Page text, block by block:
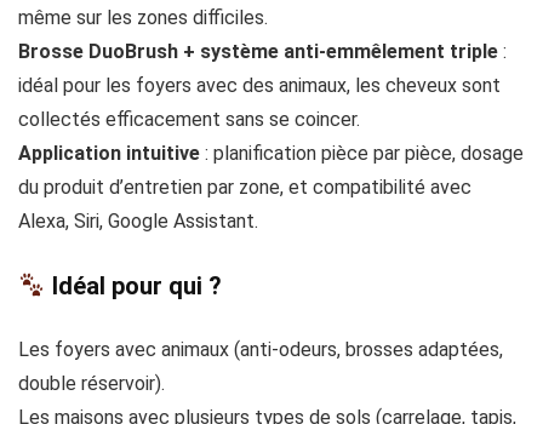
même sur les zones difficiles.
Brosse DuoBrush + système anti-emmêlement triple :
idéal pour les foyers avec des animaux, les cheveux sont
collectés efficacement sans se coincer.
Application intuitive : planification pièce par pièce, dosage
du produit d’entretien par zone, et compatibilité avec
Alexa, Siri, Google Assistant.
Idéal pour qui ?
Les foyers avec animaux (anti-odeurs, brosses adaptées,
double réservoir).
Les maisons avec plusieurs types de sols (carrelage, tapis,